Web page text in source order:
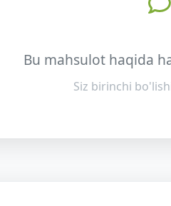
Bu mahsulot haqida
Siz birinchi